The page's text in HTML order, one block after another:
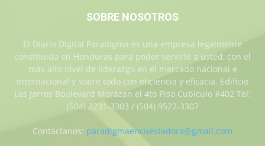
SOBRE NOSOTROS
El Diario Digital Paradigma es una empresa legalmente
constituida en Honduras para poder servirle a usted, con el
más alto nivel de liderazgo en el mercado nacional e
internacional y sobre todo con eficiencia y eficacia. Edificio
Los Jarros Boulevard Morazan el 4to Piso Cubiculo #402 Tel:
(504) 2231-3303 / (504) 9522-3307
Contáctanos: paradigmaencuestadora@gmail.com